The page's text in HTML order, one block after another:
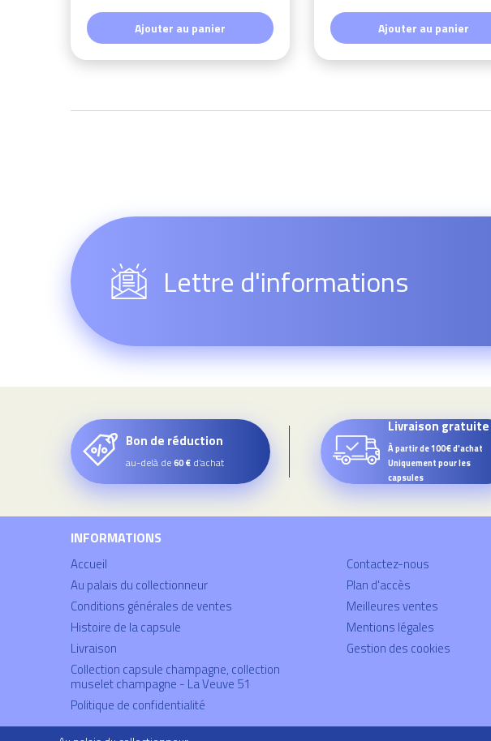
Ajouter au panier Ajouter au panier
Lettre d'informations
Bon de réduction
au-delà de60 € d’achat
Livraison gratuite
À partir de 100€ d'achat
Uniquement pour les
capsules
INFORMATIONS
Accueil
Au palais du collectionneur
Conditions générales de ventes
Histoire de la capsule
Livraison
Collection capsule champagne, collection
muselet champagne - La Veuve 51
Politique de confidentialité
Contactez-nous
Plan d'accès
Meilleures ventes
Mentions légales
Gestion des cookies